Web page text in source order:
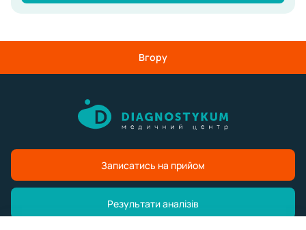
Вгору
Записатись на прийом
Результати аналізів